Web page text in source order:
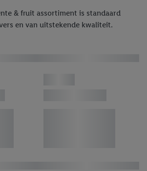
& fruit assortiment is standaard
en van uitstekende kwaliteit.